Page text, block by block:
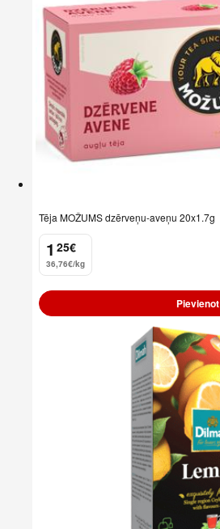
Tēja MOŽUMS dzērveņu-aveņu 20x1.7g
1
. 25€
36,76€/kg
Pievienot